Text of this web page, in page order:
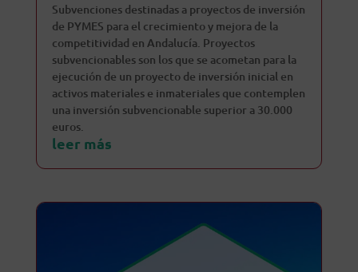
Subvenciones destinadas a proyectos de inversión
de PYMES para el crecimiento y mejora de la
competitividad en Andalucía. Proyectos
subvencionables son los que se acometan para la
ejecución de un proyecto de inversión inicial en
activos materiales e inmateriales que contemplen
una inversión subvencionable superior a 30.000
euros.
leer más